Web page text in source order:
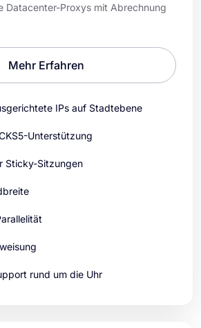
Datacenter-Proxys mit Abrechnung
Mehr Erfahren
IPs auf Stadtebene
Unterstützung
Sticky-Sitzungen
rund um die Uhr